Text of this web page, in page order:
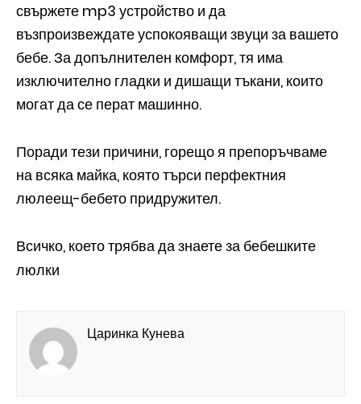
свържете mp3 устройство и да
възпроизвеждате успокояващи звуци за вашето
бебе. За допълнителен комфорт, тя има
изключително гладки и дишащи тъкани, които
могат да се перат машинно.
Поради тези причини, горещо я препоръчваме
на всяка майка, която търси перфектния
люлеещ-бебето придружител.
Всичко, което трябва да знаете за бебешките
люлки
Царинка Кунева